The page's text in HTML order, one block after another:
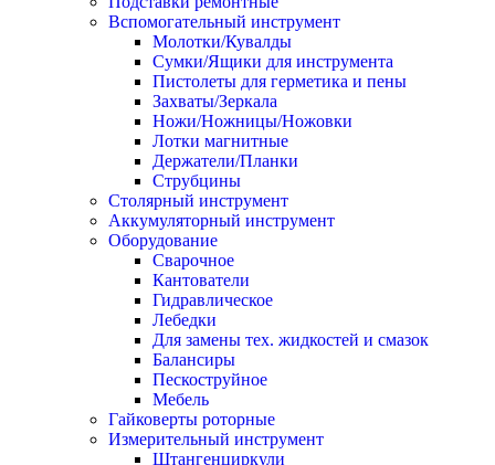
Вспомогательный инструмент
Молотки/Кувалды
Сумки/Ящики для инструмента
Пистолеты для герметика и пены
Захваты/Зеркала
Ножи/Ножницы/Ножовки
Лотки магнитные
Держатели/Планки
Струбцины
Столярный инструмент
Аккумуляторный инструмент
Оборудование
Сварочное
Кантователи
Гидравлическое
Лебедки
Для замены тех. жидкостей и смазок
Балансиры
Пескоструйное
Мебель
Гайковерты роторные
Измерительный инструмент
Штангенциркули